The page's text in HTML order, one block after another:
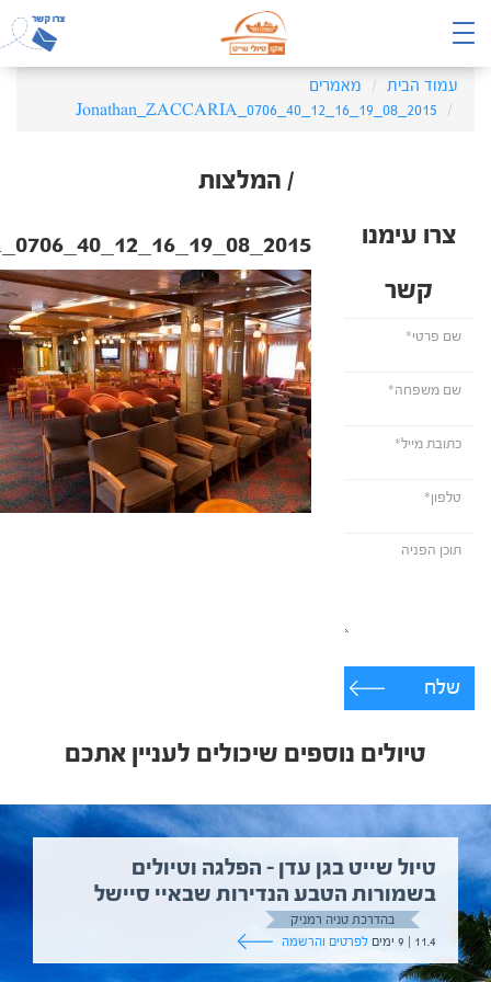
עמוד הבית
מאמרים
2015_08_19_16_12_40_Jonathan_ZACCARIA_0706
/ המלצות
צרו עימנו
קשר
שלח
2015_08_19_16_12_40_Jonathan_ZACCARIA_0706
טיולים נוספים שיכולים לעניין אתכם
טיול שייט בגן עדן – הפלגה וטיולים
בשמורות הטבע הנדירות שבאיי סיישל
בהדרכת טניה רמניק
11.4 | 9 ימים
לפרטים והרשמה